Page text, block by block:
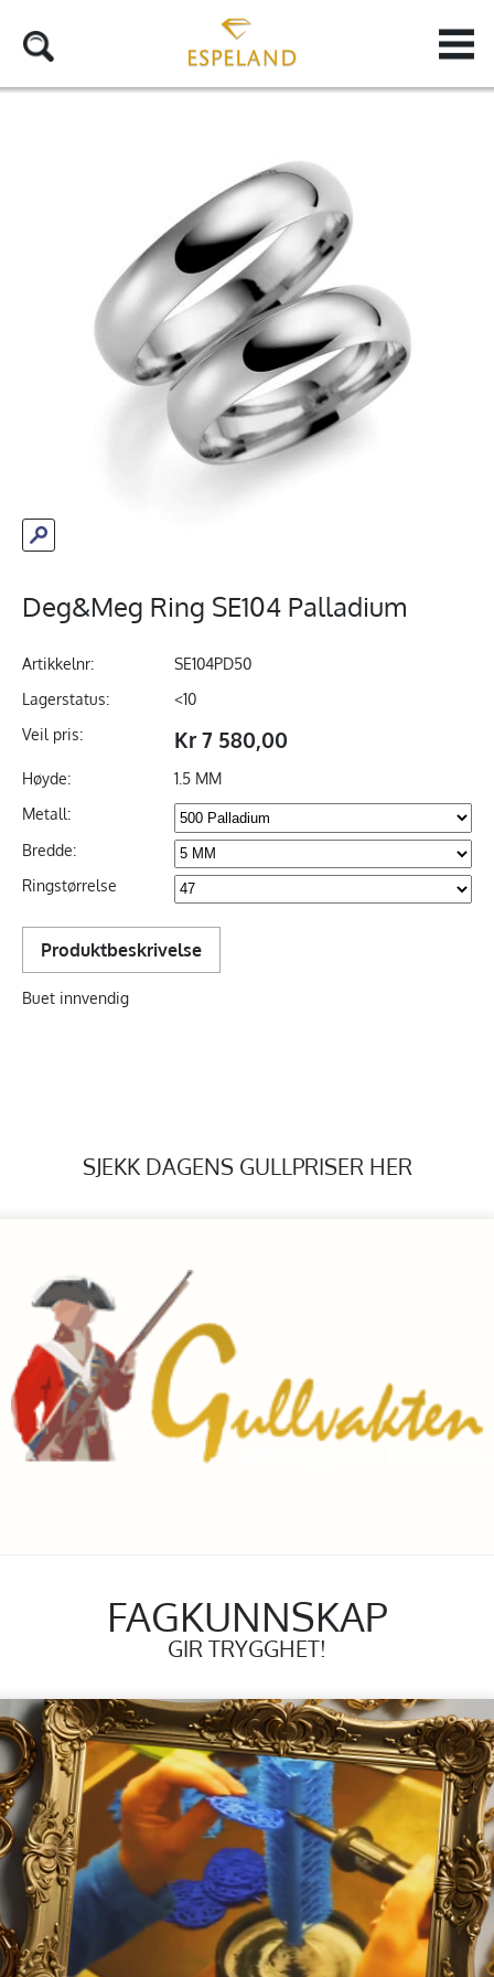
Deg&Meg Ring SE104 Palladium
Artikkelnr:
SE104PD50
Lagerstatus:
<10
Veil pris:
Kr 7 580,00
Høyde:
1.5 MM
Metall:
Bredde:
Ringstørrelse
Produktbeskrivelse
Buet innvendig
SJEKK DAGENS GULLPRISER HER
FAGKUNNSKAP
GIR TRYGGHET!